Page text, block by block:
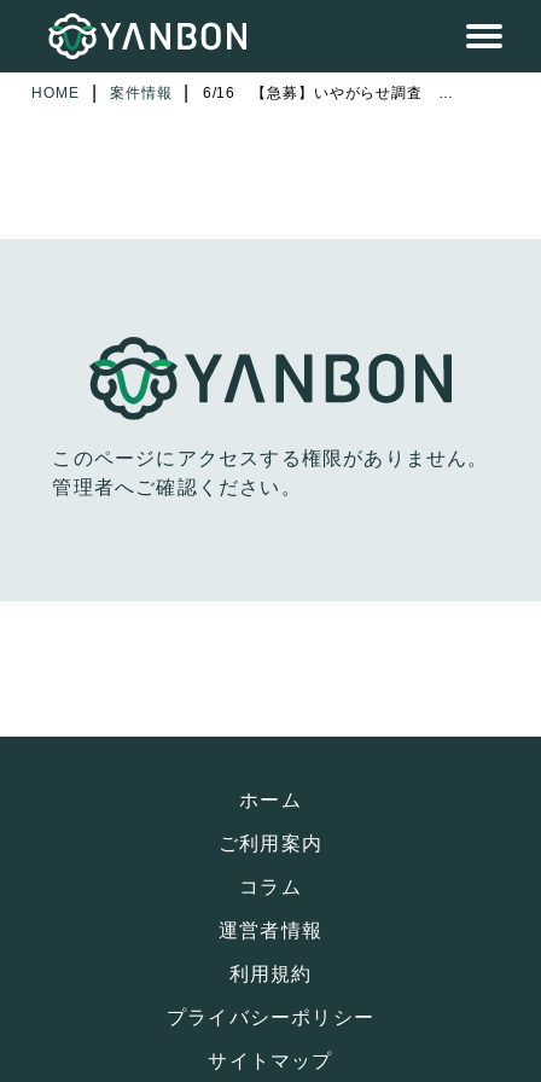
HOME 案件情報 6/16 【急募】いやがらせ調査 新横浜 1名
このページにアクセスする権限がありません。
管理者へご確認ください。
ホーム
ご利用案内
コラム
運営者情報
利用規約
プライバシーポリシー
サイトマップ